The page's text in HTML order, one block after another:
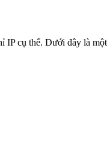
cụ thể. Dưới đây là